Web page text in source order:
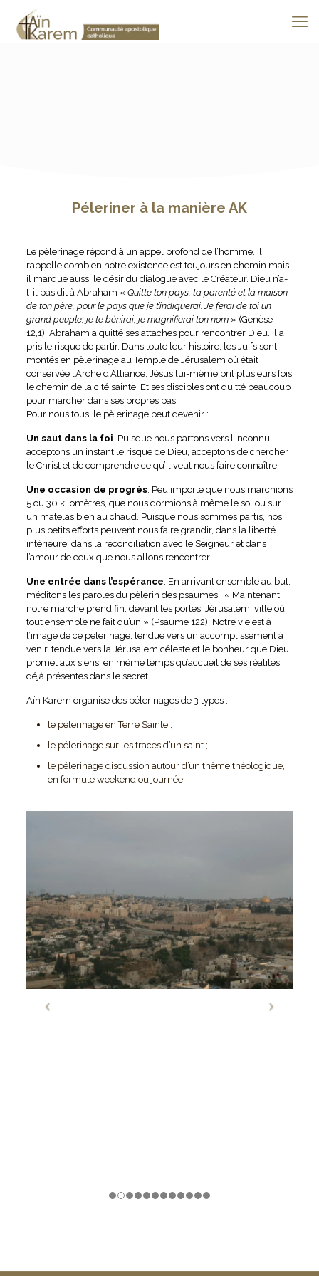
Péleriner à la manière AK
Le pèlerinage répond à un appel profond de l’homme. Il
rappelle combien notre existence est toujours en chemin mais
il marque aussi le désir du dialogue avec le Créateur. Dieu n’a-
t-il pas dit à Abraham « Quitte ton pays, ta parenté et la maison
de ton père, pour le pays que je t’indiquerai. Je ferai de toi un
grand peuple, je te bénirai, je magnifierai ton nom» (Genèse
12,1). Abraham a quitté ses attaches pour rencontrer Dieu. Il a
pris le risque de partir. Dans toute leur histoire, les Juifs sont
montés en pèlerinage au Temple de Jérusalem où était
conservée l’Arche d’Alliance; Jésus lui-même prit plusieurs fois
le chemin de la cité sainte. Et ses disciples ont quitté beaucoup
pour marcher dans ses propres pas.
Pour nous tous, le pèlerinage peut devenir :
Un saut dans la foi. Puisque nous partons vers l’inconnu,
acceptons un instant le risque de Dieu, acceptons de chercher
le Christ et de comprendre ce qu’il veut nous faire connaître.
Une occasion de progrès. Peu importe que nous marchions
5 ou 30 kilomètres, que nous dormions à même le sol ou sur
un matelas bien au chaud. Puisque nous sommes partis, nos
plus petits efforts peuvent nous faire grandir, dans la liberté
intérieure, dans la réconciliation avec le Seigneur et dans
l’amour de ceux que nous allons rencontrer.
Une entrée dans l’espérance. En arrivant ensemble au but,
méditons les paroles du pèlerin des psaumes : « Maintenant
notre marche prend fin, devant tes portes, Jérusalem, ville où
tout ensemble ne fait qu’un » (Psaume 122). Notre vie est à
l’image de ce pèlerinage, tendue vers un accomplissement à
venir, tendue vers la Jérusalem céleste et le bonheur que Dieu
promet aux siens, en même temps qu’accueil de ses réalités
déjà présentes dans le secret.
Aïn Karem organise des pélerinages de 3 types :
le pélerinage en Terre Sainte ;
le pélerinage sur les traces d’un saint ;
le pélerinage discussion autour d’un thème théologique,
en formule weekend ou journée.